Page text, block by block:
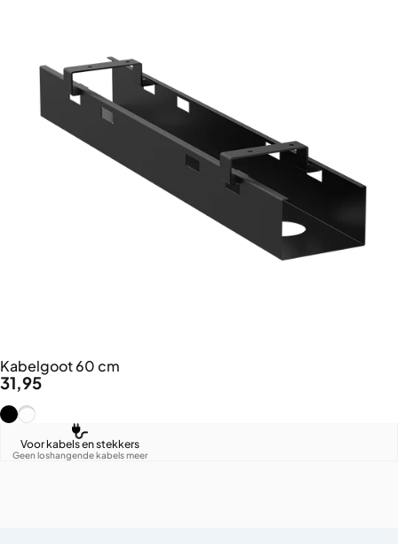
Kabelgoot 60 cm
31,95
Zwart (RAL9005)
Wit (RAL9016)
Voor kabels en stekkers
Geen loshangende kabels meer